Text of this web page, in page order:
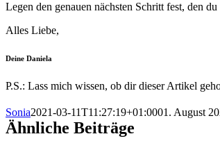
Legen den genauen nächsten Schritt fest, den
Alles Liebe,
Deine Daniela
P.S.: Lass mich wissen, ob dir dieser Artikel
Sonia2021-03-11T11:27:19+01:0001. August
Ähnliche Beiträge